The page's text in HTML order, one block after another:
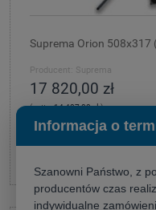
Suprema Orion 508x317
Producent: Suprema
17 820,00 zł
(netto:14 487,80 zł)
do koszyka
Informacja o
Szanowni Państwo, z
producentów czas
indywidualne